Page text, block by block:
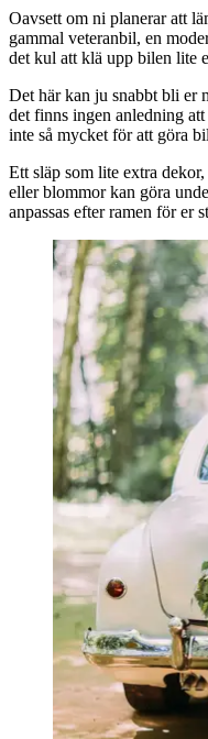
Oavsett om ni planerar att
gammal veteranbil, en
det kul att klä upp bilen lite
Det här kan ju snabbt bli er
det finns ingen anledning
inte så mycket för att göra
Ett släp som lite extra
eller blommor kan göra
anpassas efter ramen för er